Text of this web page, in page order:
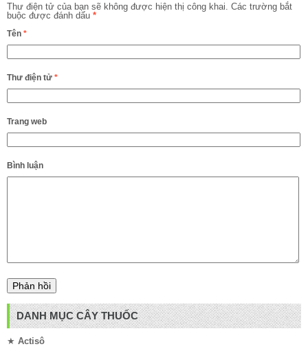
Thư điện tử của bạn sẽ không được hiện thị công khai. Các trường bắt
buộc được đánh dấu *
Tên *
Thư điện tử *
Trang web
Bình luận
DANH MỤC CÂY THUỐC
★ Actisô